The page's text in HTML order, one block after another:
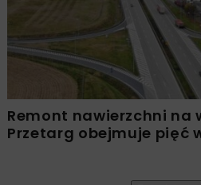
Remont nawierzchni na
Przetarg obejmuje pięć